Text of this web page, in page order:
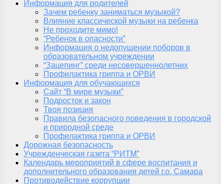
Информация для родителей
Зачем ребенку заниматься музыкой?
Влияние классической музыки на ребенка
Не проходите мимо!
“Ребенок в опасности”
Информация о недопущении поборов в
образовательном учреждении
“Зацепинг” среди несовершеннолетних
Профилактика гриппа и ОРВИ
Информация для обучающихся
Сайт “В мире музыки”
Подросток и закон
Твоя позиция
Правила безопасного поведения в городской
и природной среде
Профилактика гриппа и ОРВИ
Дорожная безопасность
Учрежденческая газета “РИТМ”
Календарь мероприятий в сфере воспитания и
дополнительного образования детей г.о. Самара
Противодействие коррупции